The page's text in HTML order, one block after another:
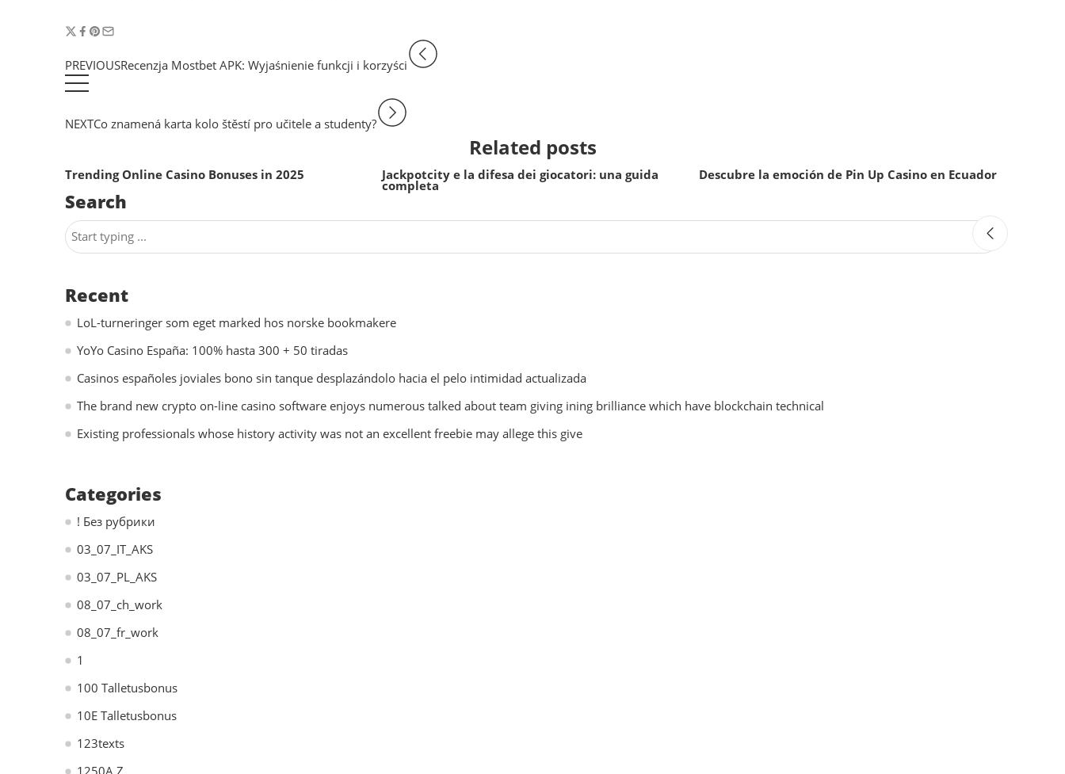
PREVIOUSRecenzja Mostbet APK: Wyjaśnienie funkcji i korzyści
NEXTCo znamená karta kolo štěstí pro učitele a studenty?
Related posts
Trending Online Casino Bonuses in 2025 Jackpotcity e la difesa dei giocatori: una guida
completa
Descubre la emoción de Pin Up Casino en Ecuador
Search
Recent
LoL-turneringer som eget marked hos norske bookmakere
YoYo Casino España: 100% hasta 300 + 50 tiradas
Casinos españoles joviales bono sin tanque desplazándolo hacia el pelo intimidad actualizada
The brand new crypto on-line casino software enjoys numerous talked about team giving ining brilliance which have blockchain technical
Existing professionals whose history activity was not an excellent freebie may allege this give
Categories
! Без рубрики
03_07_IT_AKS
03_07_PL_AKS
08_07_ch_work
08_07_fr_work
1
100 Talletusbonus
10E Talletusbonus
123texts
1250A Z